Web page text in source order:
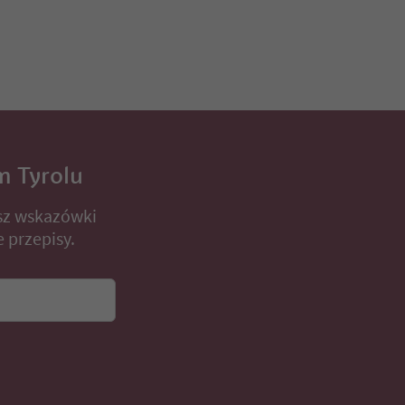
Tyrolu
wskazówki
przepisy.